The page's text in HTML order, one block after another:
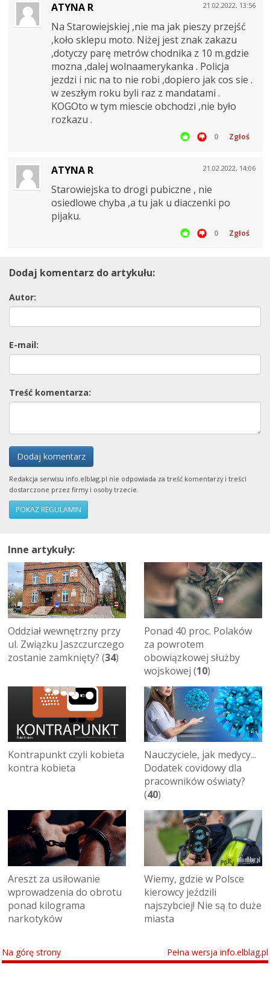
21.02.2022, 13:56
ATYNA R
Na Starowiejskiej ,nie ma jak pieszy przejść
,koło sklepu moto. Niżej jest znak zakazu
,dotyczy parę metrów chodnika z 10 m.gdzie
mozna ,dalej wolnaamerykanka . Policja
jezdzi i nic na to nie robi ,dopiero jak cos sie .
w zeszłym roku byli raz z mandatami .
KOGOto w tym miescie obchodzi ,nie było
rozkazu .
0 Zgłoś
21.02.2022, 14:06
ATYNA R
Starowiejska to drogi pubiczne , nie
osiedlowe chyba ,a tu jak u diaczenki po
pijaku.
0 Zgłoś
Dodaj komentarz do artykułu:
Autor:
E-mail:
Treść komentarza:
Dodaj komentarz
Redakcja serwisu info.elblag.pl nie odpowiada za treść komentarzy i treści
dostarczone przez firmy i osoby trzecie.
POKAŻ REGULAMIN
Inne artykuły:
Oddział wewnętrzny przy
ul. Związku Jaszczurczego
zostanie zamknięty? (34)
Ponad 40 proc. Polaków
za powrotem
obowiązkowej służby
wojskowej (10)
Kontrapunkt czyli kobieta
kontra kobieta
Nauczyciele, jak medycy...
Dodatek covidowy dla
pracowników oświaty?
(40)
Areszt za usiłowanie
wprowadzenia do obrotu
ponad kilograma
narkotyków
Wiemy, gdzie w Polsce
kierowcy jeździli
najszybciej! Nie są to duże
miasta
Na górę strony Pełna wersja info.elblag.pl